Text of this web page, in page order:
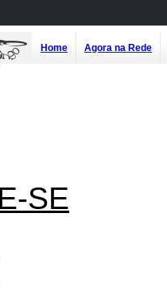
Home Agora na Rede
SE